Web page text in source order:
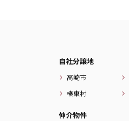
自社分譲地
高崎市
榛東村
仲介物件